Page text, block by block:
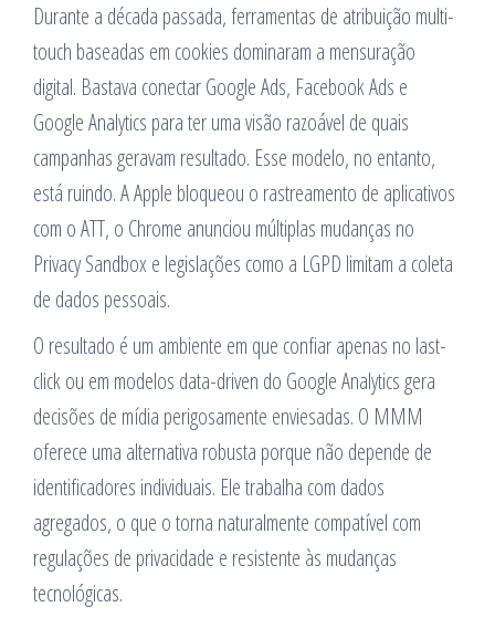
Durante a década passada, ferramentas de atribuição multi-
touch baseadas em cookies dominaram a mensuração
digital. Bastava conectar Google Ads, Facebook Ads e
Google Analytics para ter uma visão razoável de quais
campanhas geravam resultado. Esse modelo, no entanto,
está ruindo. A Apple bloqueou o rastreamento de aplicativos
com o ATT, o Chrome anunciou múltiplas mudanças no
Privacy Sandbox e legislações como a LGPD limitam a coleta
de dados pessoais.
O resultado é um ambiente em que confiar apenas no last-
click ou em modelos data-driven do Google Analytics gera
decisões de mídia perigosamente enviesadas. O MMM
oferece uma alternativa robusta porque não depende de
identificadores individuais. Ele trabalha com dados
agregados, o que o torna naturalmente compatível com
regulações de privacidade e resistente às mudanças
tecnológicas.